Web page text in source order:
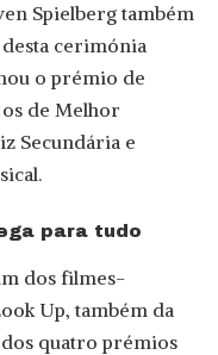
Spielberg também
desta cerimónia
o prémio de
de Melhor
Secundária e
para tudo
dos filmes-
Up, também da
quatro prémios